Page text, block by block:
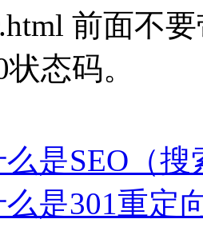
前面不要
态码。
是SEO（
是301重定